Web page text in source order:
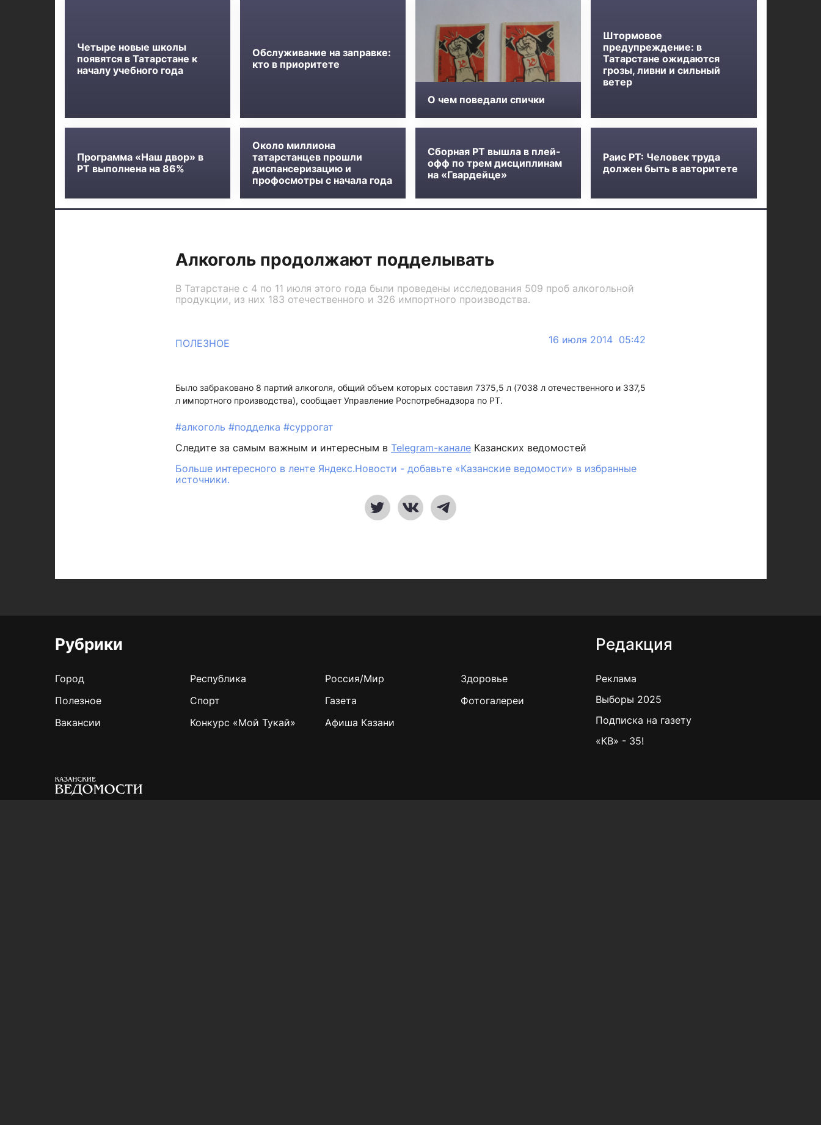
Четыре новые школы
появятся в Татарстане к
началу учебного года
Обслуживание на заправке:
кто в приоритете
О чем поведали спички
Штормовое
предупреждение: в
Татарстане ожидаются
грозы, ливни и сильный
ветер
Программа «Наш двор» в
РТ выполнена на 86%
Около миллиона
татарстанцев прошли
диспансеризацию и
профосмотры с начала года
Сборная РТ вышла в плей-
офф по трем дисциплинам
на «Гвардейце»
Раис РТ: Человек труда
должен быть в авторитете
Алкоголь продолжают подделывать
В Татарстане с 4 по 11 июля этого года были проведены исследования 509 проб алкогольной
продукции, из них 183 отечественного и 326 импортного производства.
ПОЛЕЗНОЕ 16 июля 2014 05:42
Было забраковано 8 партий алкоголя, общий объем которых составил 7375,5 л (7038 л отечественного и 337,5
л импортного производства), сообщает Управление Роспотребнадзора по РТ.
#алкоголь #подделка #суррогат
Следите за самым важным и интересным в Telegram-канале Казанских ведомостей
Больше интересного в ленте Яндекс.Новости - добавьте «Казанские ведомости» в избранные
источники.
Рубрики
Город Республика Россия/Мир
Здоровье
Полезное
Спорт Газета
Фотогалереи
Вакансии
Конкурс «Мой Тукай» Афиша Казани
Редакция
Реклама
Выборы 2025
Подписка на газету
«КВ» - 35!